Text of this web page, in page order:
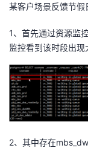
某客户场景反馈节
1、首先通过资源监
监控看到该时段出现
2、其中存在